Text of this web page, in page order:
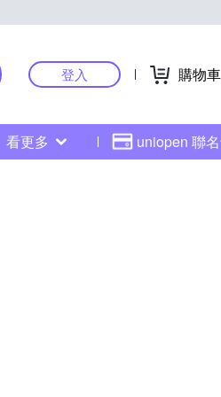
登入 購物車
看更多 uniopen 聯